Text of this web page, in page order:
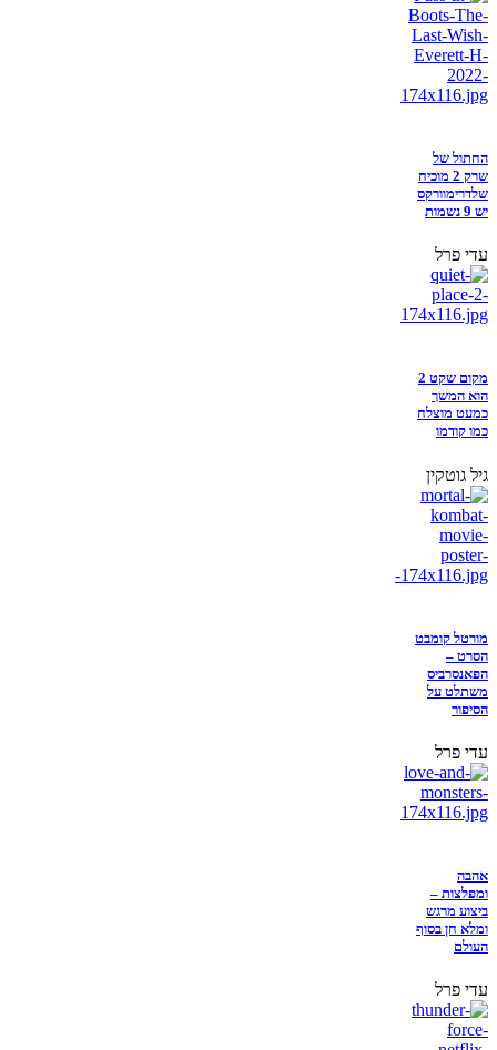
החתול של
שרק 2 מוכיח
שלדרימוורקס
יש 9 נשמות
עדי פרל
מקום שקט 2
הוא המשך
כמעט מוצלח
כמו קודמו
גיל גוטקין
מורטל קומבט
הסרט –
הפאנסרביס
משתלט על
הסיפור
עדי פרל
אהבה
ומפלצות –
ביצוע מרגש
ומלא חן בסוף
העולם
עדי פרל